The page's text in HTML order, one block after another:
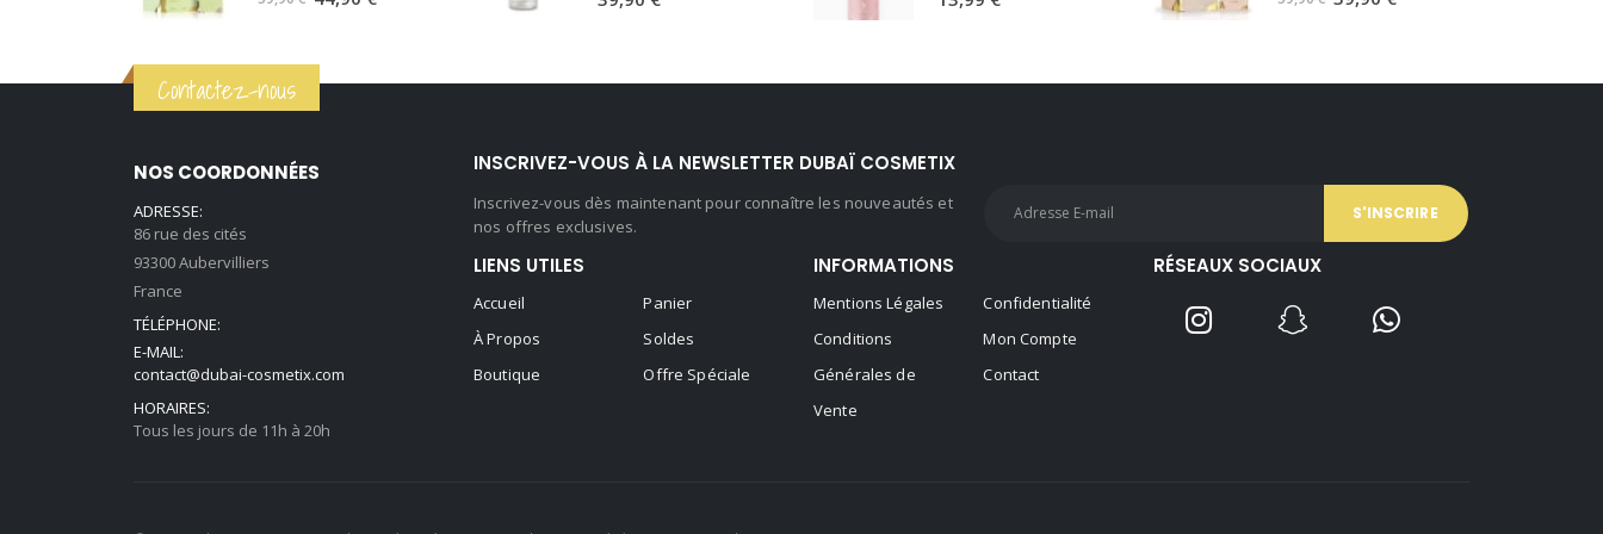
était :
59,90 €.
est :
était :
est :
Contactez-nous
NOS COORDONNÉES
ADRESSE:
86 rue des cités
93300 Aubervilliers
France
TÉLÉPHONE:
E-MAIL:
contact@dubai-cosmetix.com
HORAIRES:
Tous les jours de 11h à 20h
INSCRIVEZ-VOUS À LA NEWSLETTER DUBAÏ COSMETIX
Inscrivez-vous dès maintenant pour connaître les nouveautés et
nos offres exclusives.
LIENS UTILES
Accueil
À Propos
Boutique
Panier
Soldes
Offre Spéciale
INFORMATIONS
Mentions Légales
Conditions
Générales de
Vente
Confidentialité
Mon Compte
Contact
RÉSEAUX SOCIAUX